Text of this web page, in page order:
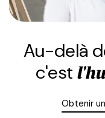
Au-delà
c'est
Obtenir